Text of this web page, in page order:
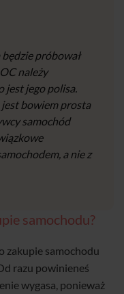
będzie próbował
należy
jest jego polisa.
jest bowiem prosta
samochód
a nie z
samochodu?
zakupie samochodu
razu powinieneś
wygasa, ponieważ